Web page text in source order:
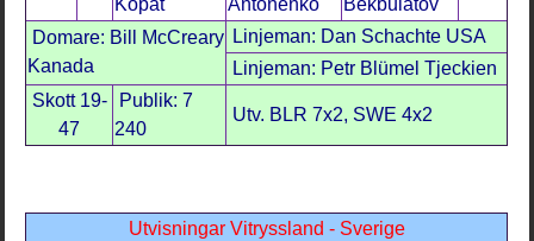
Kopat Antonenko Bekbulatov
Domare: Bill McCreary
Kanada
Linjeman: Dan Schachte USA
Linjeman: Petr Blümel Tjeckien
Skott 19-
47
Publik: 7
240
Utv. BLR 7x2, SWE 4x2
Utvisningar Vitryssland - Sverige